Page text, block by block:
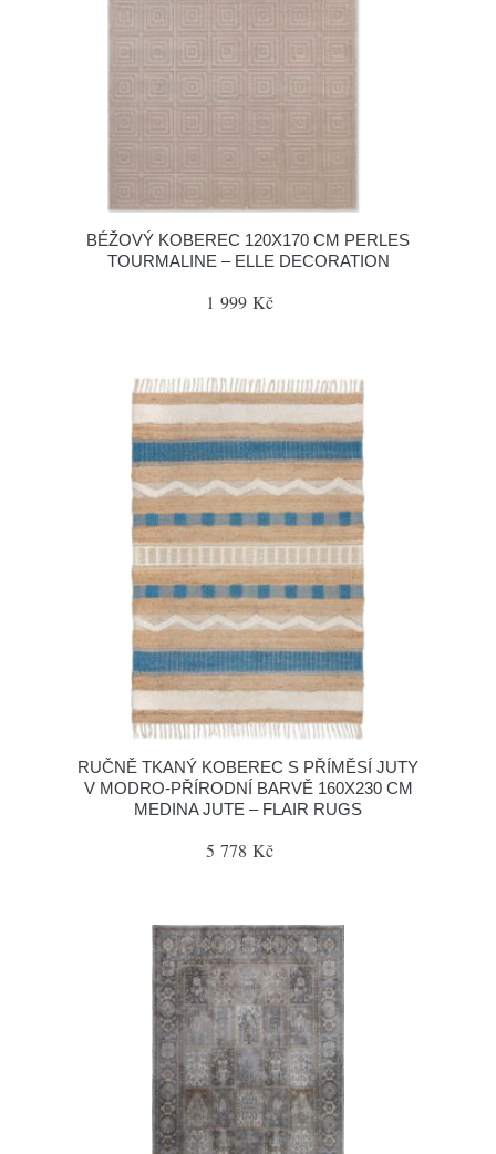
BÉŽOVÝ KOBEREC 120X170 CM PERLES
TOURMALINE – ELLE DECORATION
1 999 Kč
RUČNĚ TKANÝ KOBEREC S PŘÍMĚSÍ JUTY
V MODRO-PŘÍRODNÍ BARVĚ 160X230 CM
MEDINA JUTE – FLAIR RUGS
5 778 Kč